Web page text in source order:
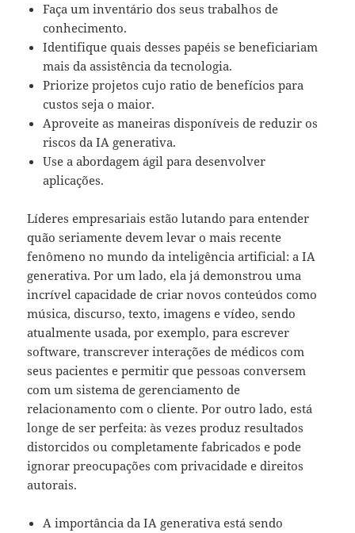
Faça um inventário dos seus trabalhos de
conhecimento.
Identifique quais desses papéis se beneficiariam
mais da assistência da tecnologia.
Priorize projetos cujo ratio de benefícios para
custos seja o maior.
Aproveite as maneiras disponíveis de reduzir os
riscos da IA generativa.
Use a abordagem ágil para desenvolver
aplicações.
Líderes empresariais estão lutando para entender
quão seriamente devem levar o mais recente
fenômeno no mundo da inteligência artificial: a IA
generativa. Por um lado, ela já demonstrou uma
incrível capacidade de criar novos conteúdos como
música, discurso, texto, imagens e vídeo, sendo
atualmente usada, por exemplo, para escrever
software, transcrever interações de médicos com
seus pacientes e permitir que pessoas conversem
com um sistema de gerenciamento de
relacionamento com o cliente. Por outro lado, está
longe de ser perfeita: às vezes produz resultados
distorcidos ou completamente fabricados e pode
ignorar preocupações com privacidade e direitos
autorais.
A importância da IA generativa está sendo